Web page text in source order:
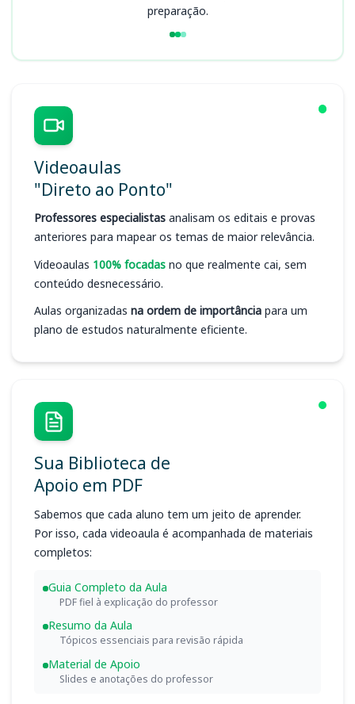
preparação.
Videoaulas
"Direto ao Ponto"
Professores especialistas analisam os editais e provas
anteriores para mapear os temas de maior relevância.
Videoaulas 100% focadas no que realmente cai, sem
conteúdo desnecessário.
Aulas organizadas na ordem de importância para um
plano de estudos naturalmente eficiente.
Sua Biblioteca de
Apoio em PDF
Sabemos que cada aluno tem um jeito de aprender.
Por isso, cada videoaula é acompanhada de materiais
completos:
Guia Completo da Aula
PDF fiel à explicação do professor
Resumo da Aula
Tópicos essenciais para revisão rápida
Material de Apoio
Slides e anotações do professor